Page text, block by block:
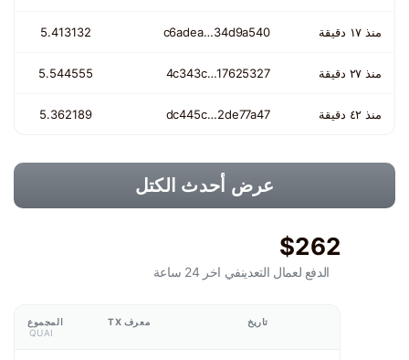
منذ ١٧ دقيقة c6adea…34d9a540
5.413132
منذ ٢٧ دقيقة 4c343c…17625327
5.544555
منذ ٤٢ دقيقة dc445c…2de77a47
5.362189
عرض أحدث الكتل
$262
الدفع لعمال التعدينفي اخر 24 ساعة
تاريخ معرف TX
المجموع
QUAI